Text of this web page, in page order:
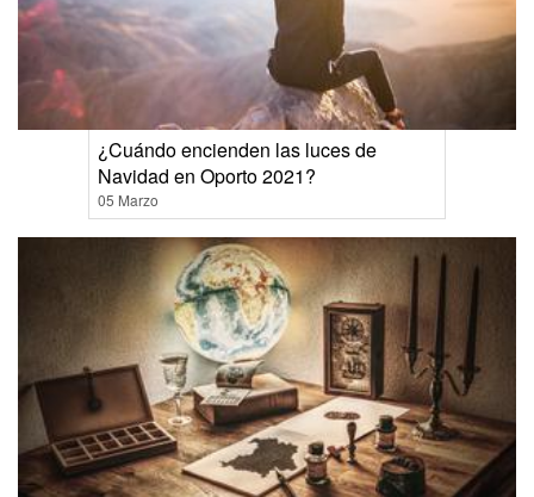
¿Cuándo encienden las luces de
Navidad en Oporto 2021?
05 Marzo